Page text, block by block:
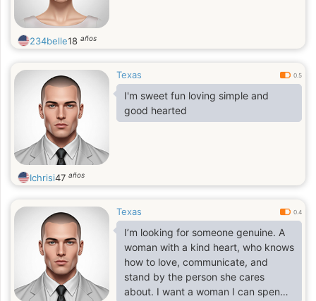
234belle18 años
Texas 0.5
I'm sweet fun loving simple and
good hearted
Ichrisi47 años
Texas 0.4
I’m looking for someone genuine. A
woman with a kind heart, who knows
how to love, communicate, and
stand by the person she cares
about. I want a woman I can spend